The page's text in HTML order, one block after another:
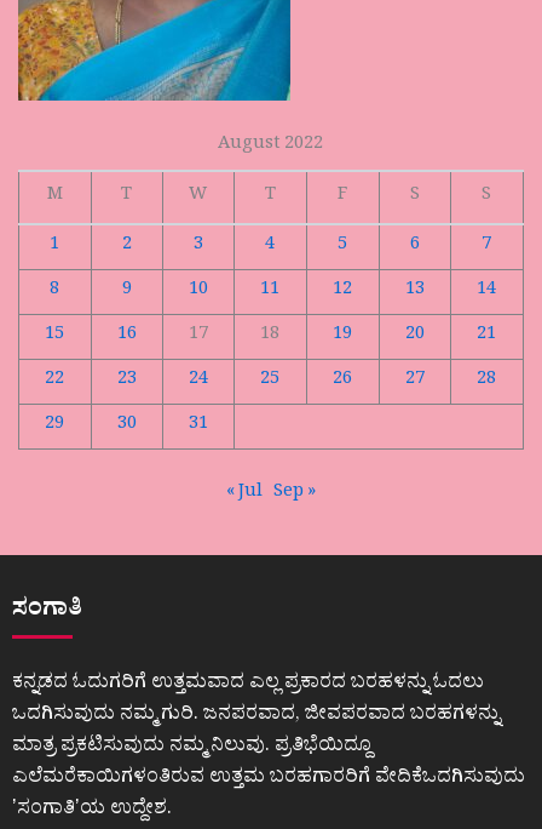
August 2022
M
T W T F S
S
1
2 3 4 5 6
7
8
9 10 11 12 13
14
15
16 17 18 19 20
21
22
23 24 25 26 27
28
29
30 31
« Jul Sep »
ಸಂಗಾತಿ
ಕನ್ನಡದ ಓದುಗರಿಗೆ ಉತ್ತಮವಾದ ಎಲ್ಲ ಪ್ರಕಾರದ ಬರಹಳನ್ನು ಓದಲು
ಒದಗಿಸುವುದು ನಮ್ಮ ಗುರಿ. ಜನಪರವಾದ, ಜೀವಪರವಾದ ಬರಹಗಳನ್ನು
ಮಾತ್ರ ಪ್ರಕಟಿಸುವುದು ನಮ್ಮ ನಿಲುವು. ಪ್ರತಿಭೆಯಿದ್ದೂ
ಎಲೆಮರೆಕಾಯಿಗಳಂತಿರುವ ಉತ್ತಮ ಬರಹಗಾರರಿಗೆ ವೇದಿಕೆಒದಗಿಸುವುದು
ʼಸಂಗಾತಿʼಯ ಉದ್ದೇಶ.